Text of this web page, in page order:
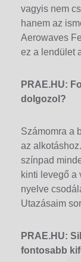
vagyis nem
hanem az
Aerowaves
ez a lendület
PRAE.HU:
dolgozol?
Számomra a
az
színpad
kinti levegő a
nyelve
Utazásaim
PRAE.HU:
fontosabb